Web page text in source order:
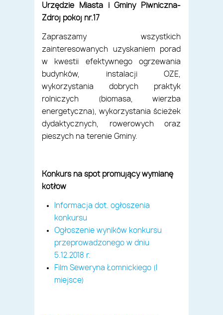
Urzędzie Miasta i Gminy Piwniczna-
Zdrój pokój nr.17
Zapraszamy wszystkich
zainteresowanych uzyskaniem porad
w kwestii efektywnego ogrzewania
budynków, instalacji OZE,
wykorzystania dobrych praktyk
rolniczych (biomasa, wierzba
energetyczna), wykorzystania ścieżek
dydaktycznych, rowerowych oraz
pieszych na terenie Gminy.
Konkurs na spot promujący wymianę
kotłów
Informacja dot. ogłoszenia
konkursu
Ogłoszenie wyników konkursu
przeprowadzonego w dniu
5.12.2018 r.
Film Seweryna Łomnickiego (I
miejsce)